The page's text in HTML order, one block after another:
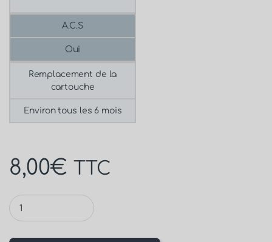
A.C.S
Oui
Remplacement de la
cartouche
Environ tous les 6 mois
8,00€ TTC